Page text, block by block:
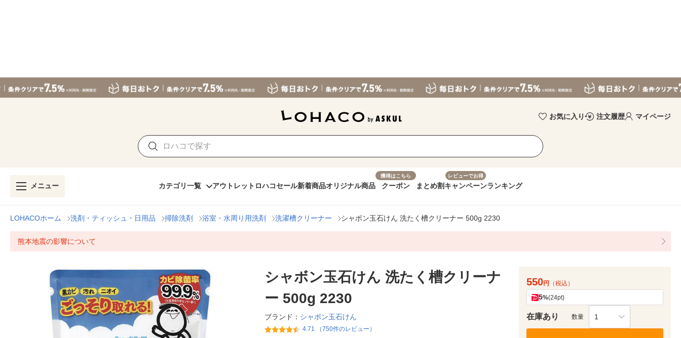
お気に入り 注文履歴 マイページ
メニュー カテゴリ一覧 アウトレット ロハコセール新着商品オリジナル商品
獲得はこちら
クーポン まとめ割
レビューでお得
キャンペーンランキング
LOHACOホーム 洗剤・ティッシュ・日用品 掃除洗剤 浴室・水周り用洗剤 洗濯槽クリーナー シャボン玉石けん 洗たく槽クリーナー 500g 2230
熊本地震の影響について
シャボン玉石けん 洗たく槽クリーナ
ー 500g 2230
ブランド： シャボン玉石けん
4.71 （750件のレビュー）
550円 （税込）
5%(24pt)
在庫あり 数量 1